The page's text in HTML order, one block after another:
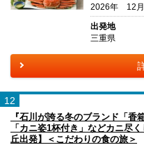
2026年 12月
出発地
三重県
12
『石川が誇る冬のブランド「香
「カニ姿1杯付き」などカニ尽
丘出発】＜こだわりの食の旅＞